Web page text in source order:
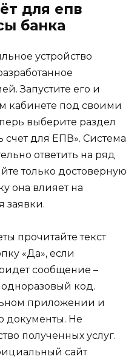
для епв
банка
устройство
Запустите его и
кабинете под своими
выберите раздел
счет для ЕПВ». Система
ответить на ряд
только достоверную
она влияет на
заявки.
прочитайте текст
«Да», если
сообщение –
одноразовый код.
приложении и
документы. Не
полученных услуг.
сайт